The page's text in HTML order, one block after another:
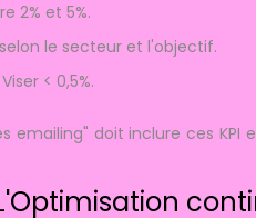
2% et 5%.
le secteur et l'objectif.
Viser < 0,5%.
emailing" doit inclure ces